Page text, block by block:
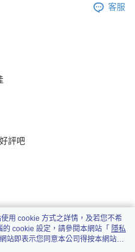
客服
評吧
用 cookie 方式之詳情，及若您不希
cookie 設定，請參閱本網站「 隱私
站即表示您同意本公司得按本網站使